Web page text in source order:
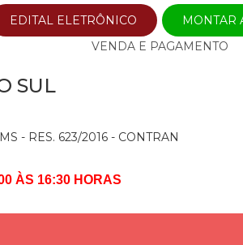
EDITAL ELETRÔNICO
MONTAR
VENDA E PAGAMENTO
SUL
- RES. 623/2016 - CONTRAN
ÀS 16:30 HORAS